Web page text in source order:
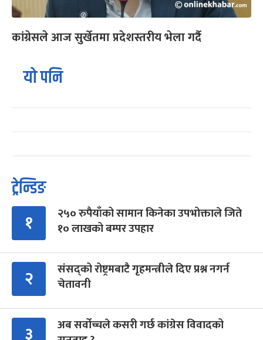
कांग्रेसले आज सुर्खेतमा प्रदेशस्तरीय भेला गर्दै
यो पनि
ट्रेन्डिङ
१
२५० रुपैयाँको सामान किनेका उपभोक्ताले जिते
१० लाखको बम्पर उपहार
२
संसद्को रोष्ट्रमबाटै गृहमन्त्रीले दिए प्रश्न नगर्न
चेतावनी
३
अब सर्वोच्चले कसरी गर्छ कांग्रेस विवादको